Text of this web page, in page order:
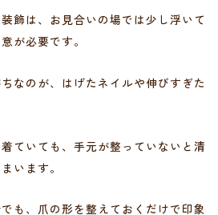
飾は、お見合いの場では少し浮いて
が必要です。
なのが、はげたネイルや伸びすぎた
ていても、手元が整っていないと清
います。
も、爪の形を整えておくだけで印象